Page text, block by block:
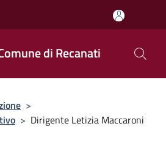
di Recanati
>
> Dirigente Letizia Maccaroni